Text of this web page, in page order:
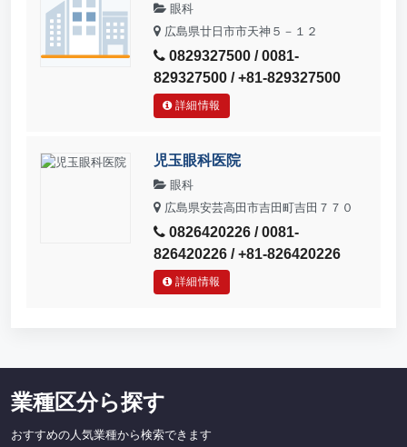
眼科
広島県廿日市市天神５－１２
0829327500 / 0081-
829327500 / +81-829327500
詳細情報
児玉眼科医院
眼科
広島県安芸高田市吉田町吉田７７０
0826420226 / 0081-
826420226 / +81-826420226
詳細情報
業種区分ら探す
おすすめの人気業種から検索できます